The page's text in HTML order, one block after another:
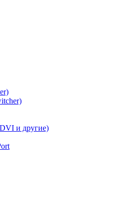
и другие)